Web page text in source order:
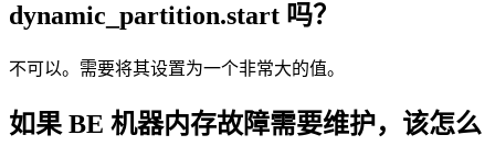
dynamic_partition.start 吗？
不可以。需要将其设置为一个非常大的值。
如果 BE 机器内存故障需要维护，该怎么